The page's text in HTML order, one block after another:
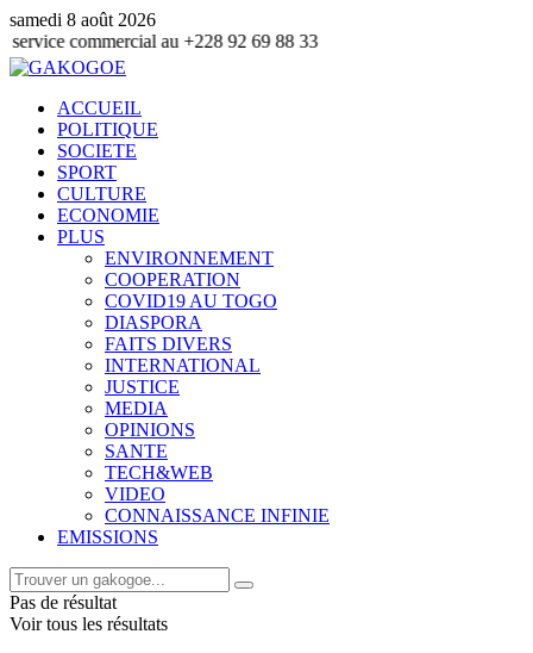
samedi 8 août 2026
au +228 92 69 88 33
ACCUEIL
POLITIQUE
SOCIETE
SPORT
CULTURE
ECONOMIE
PLUS
ENVIRONNEMENT
COOPERATION
COVID19 AU TOGO
DIASPORA
FAITS DIVERS
INTERNATIONAL
JUSTICE
MEDIA
OPINIONS
SANTE
TECH&WEB
VIDEO
CONNAISSANCE INFINIE
EMISSIONS
Pas de résultat
Voir tous les résultats